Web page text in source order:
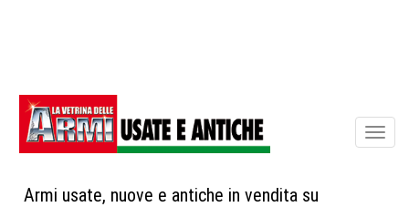
Armi usate, nuove e antiche in vendita su